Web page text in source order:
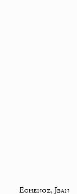
Echenoz, Jean